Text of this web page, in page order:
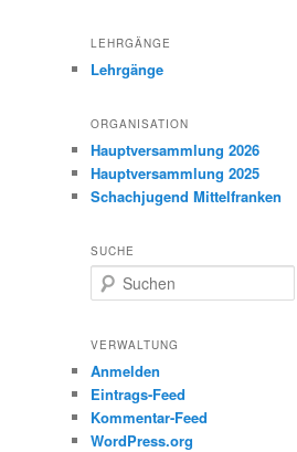
LEHRGÄNGE
Lehrgänge
ORGANISATION
Hauptversammlung 2026
Hauptversammlung 2025
Schachjugend Mittelfranken
SUCHE
u
h
n
VERWALTUNG
Anmelden
Eintrags-Feed
Kommentar-Feed
WordPress.org